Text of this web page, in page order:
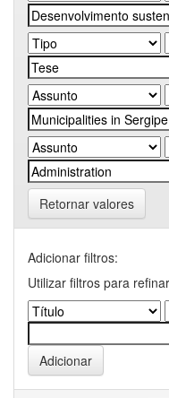
Retornar valores
Adicionar filtros:
Utilizar filtros para